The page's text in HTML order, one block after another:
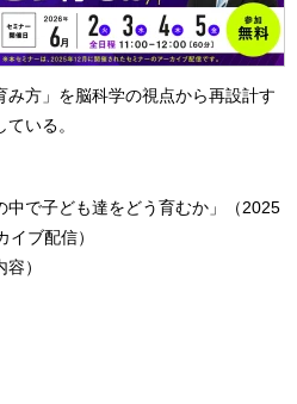
方」を脳科学の視点から再設計す
いる。
中で子ども達をどう育むか」（2025
ブ配信）
）